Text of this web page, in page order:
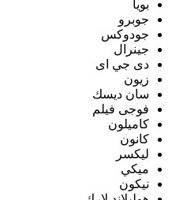
بويا
جوبرو
جودوكس
جينرال
دى جي اى
زيون
سان ديسك
فوجى فيلم
كاميلون
كانون
ليكسر
ميكي
نيكون